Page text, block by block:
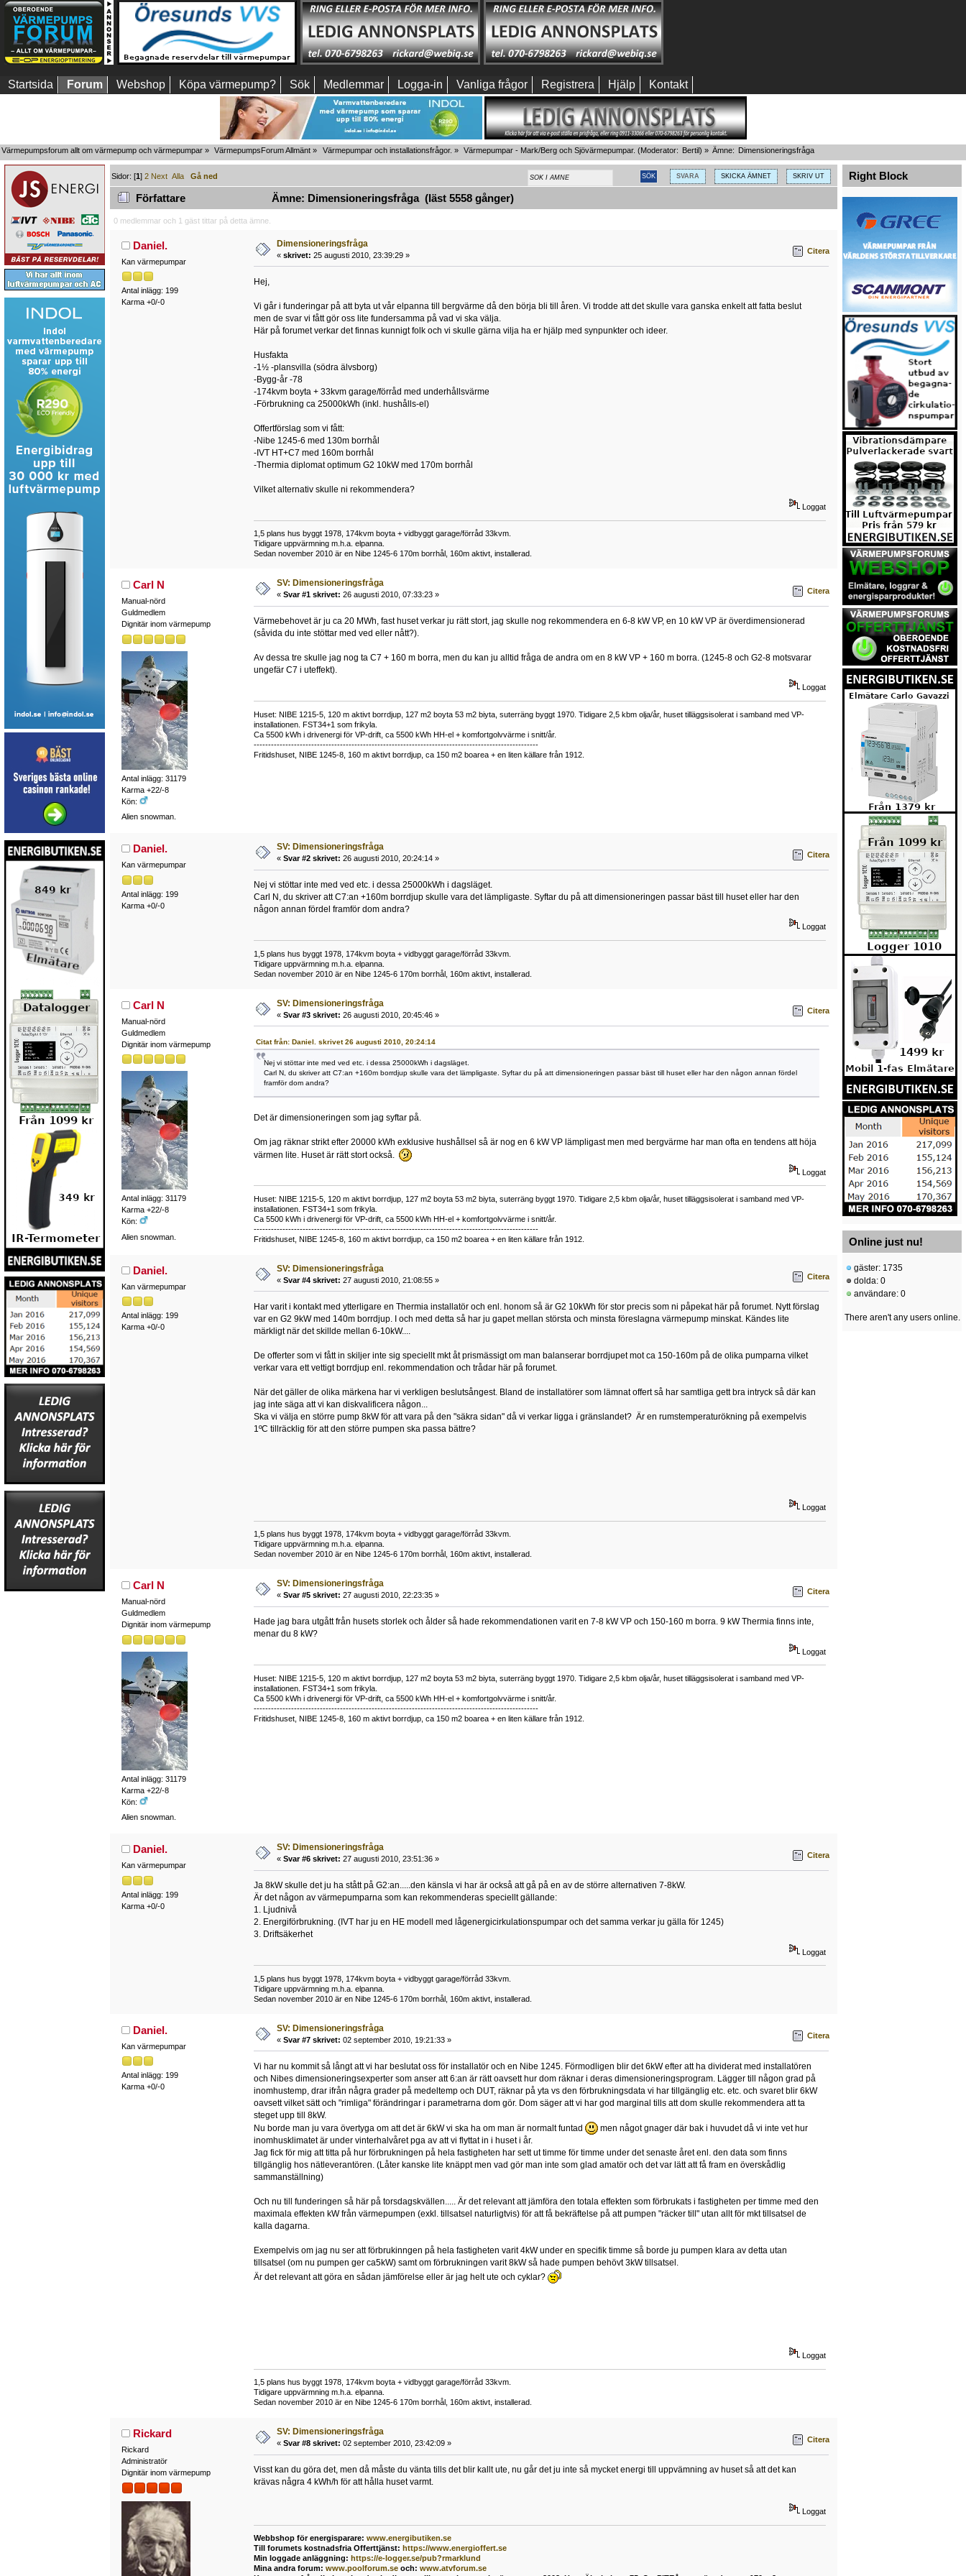
Startsida Forum Webshop Köpa värmepump? Sök Medlemmar Logga-in Vanliga frågor Registrera Hjälp Kontakt
Värmepumpsforum allt om värmepump och värmepumpar » VärmepumpsForum Allmänt » Värmepumpar och installationsfrågor. » Värmepumpar - Mark/Berg och Sjövärmepumpar. (Moderator: Bertil) » Ämne: Dimensioneringsfråga
SVARA SKICKA ÄMNET SKRIV UT
Sidor: [1]2 Next Alla Gå ned
Författare Ämne: Dimensioneringsfråga (läst 5558 gånger)
0 medlemmar och 1 gäst tittar på detta ämne.
Daniel.
Kan värmepumpar
Antal inlägg: 199
Karma +0/-0
Dimensioneringsfråga
« skrivet: 25 augusti 2010, 23:39:29 » Citera
Hej,
Vi går i funderingar på att byta ut vår elpanna till bergvärme då den börja bli till åren. Vi trodde att det skulle vara ganska enkelt att fatta beslut
men de svar vi fått gör oss lite fundersamma på vad vi ska välja.
Här på forumet verkar det finnas kunnigt folk och vi skulle gärna vilja ha er hjälp med synpunkter och ideer.
Husfakta
-1½ -plansvilla (södra älvsborg)
-Bygg-år -78
-174kvm boyta + 33kvm garage/förråd med underhållsvärme
-Förbrukning ca 25000kWh (inkl. hushålls-el)
Offertförslag som vi fått:
-Nibe 1245-6 med 130m borrhål
-IVT HT+C7 med 160m borrhål
-Thermia diplomat optimum G2 10kW med 170m borrhål
Vilket alternativ skulle ni rekommendera?
Loggat
1,5 plans hus byggt 1978, 174kvm boyta + vidbyggt garage/förråd 33kvm.
Tidigare uppvärmning m.h.a. elpanna.
Sedan november 2010 är en Nibe 1245-6 170m borrhål, 160m aktivt, installerad.
Carl N
Manual-nörd
Guldmedlem
Dignitär inom värmepump
Antal inlägg: 31179
Karma +22/-8
Kön:
Alien snowman.
SV: Dimensioneringsfråga
« Svar #1 skrivet: 26 augusti 2010, 07:33:23 » Citera
Värmebehovet är ju ca 20 MWh, fast huset verkar ju rätt stort, jag skulle nog rekommendera en 6-8 kW VP, en 10 kW VP är överdimensionerad
(såvida du inte stöttar med ved eller nått?).
Av dessa tre skulle jag nog ta C7 + 160 m borra, men du kan ju alltid fråga de andra om en 8 kW VP + 160 m borra. (1245-8 och G2-8 motsvarar
ungefär C7 i uteffekt).
Loggat
Huset: NIBE 1215-5, 120 m aktivt borrdjup, 127 m2 boyta 53 m2 biyta, suterräng byggt 1970. Tidigare 2,5 kbm olja/år, huset tilläggsisolerat i samband med VP-
installationen. FST34+1 som frikyla.
Ca 5500 kWh i drivenergi för VP-drift, ca 5500 kWh HH-el + komfortgolvvärme i snitt/år.
---------------------------------------------------------------------------------------------------
Fritidshuset, NIBE 1245-8, 160 m aktivt borrdjup, ca 150 m2 boarea + en liten källare från 1912.
Daniel.
Kan värmepumpar
Antal inlägg: 199
Karma +0/-0
SV: Dimensioneringsfråga
« Svar #2 skrivet: 26 augusti 2010, 20:24:14 » Citera
Nej vi stöttar inte med ved etc. i dessa 25000kWh i dagsläget.
Carl N, du skriver att C7:an +160m borrdjup skulle vara det lämpligaste. Syftar du på att dimensioneringen passar bäst till huset eller har den
någon annan fördel framför dom andra?
Loggat
1,5 plans hus byggt 1978, 174kvm boyta + vidbyggt garage/förråd 33kvm.
Tidigare uppvärmning m.h.a. elpanna.
Sedan november 2010 är en Nibe 1245-6 170m borrhål, 160m aktivt, installerad.
Carl N
Manual-nörd
Guldmedlem
Dignitär inom värmepump
Antal inlägg: 31179
Karma +22/-8
Kön:
Alien snowman.
SV: Dimensioneringsfråga
« Svar #3 skrivet: 26 augusti 2010, 20:45:46 » Citera
Citat från: Daniel. skrivet 26 augusti 2010, 20:24:14
Nej vi stöttar inte med ved etc. i dessa 25000kWh i dagsläget.
Carl N, du skriver att C7:an +160m borrdjup skulle vara det lämpligaste. Syftar du på att dimensioneringen passar bäst till huset eller har den någon annan fördel
framför dom andra?
Det är dimensioneringen som jag syftar på.
Om jag räknar strikt efter 20000 kWh exklusive hushållsel så är nog en 6 kW VP lämpligast men med bergvärme har man ofta en tendens att höja
värmen lite. Huset är rätt stort också.
Loggat
Huset: NIBE 1215-5, 120 m aktivt borrdjup, 127 m2 boyta 53 m2 biyta, suterräng byggt 1970. Tidigare 2,5 kbm olja/år, huset tilläggsisolerat i samband med VP-
installationen. FST34+1 som frikyla.
Ca 5500 kWh i drivenergi för VP-drift, ca 5500 kWh HH-el + komfortgolvvärme i snitt/år.
---------------------------------------------------------------------------------------------------
Fritidshuset, NIBE 1245-8, 160 m aktivt borrdjup, ca 150 m2 boarea + en liten källare från 1912.
Daniel.
Kan värmepumpar
Antal inlägg: 199
Karma +0/-0
SV: Dimensioneringsfråga
« Svar #4 skrivet: 27 augusti 2010, 21:08:55 » Citera
Har varit i kontakt med ytterligare en Thermia installatör och enl. honom så är G2 10kWh för stor precis som ni påpekat här på forumet. Nytt förslag
var en G2 9kW med 140m borrdjup. I och med detta så har ju gapet mellan största och minsta föreslagna värmepump minskat. Kändes lite
märkligt när det skillde mellan 6-10kW....
De offerter som vi fått in skiljer inte sig speciellt mkt åt prismässigt om man balanserar borrdjupet mot ca 150-160m på de olika pumparna vilket
verkar vara ett vettigt borrdjup enl. rekommendation och trådar här på forumet.
När det gäller de olika märkena har vi verkligen beslutsångest. Bland de installatörer som lämnat offert så har samtliga gett bra intryck så där kan
jag inte säga att vi kan diskvalificera någon...
Ska vi välja en större pump 8kW för att vara på den "säkra sidan" då vi verkar ligga i gränslandet? Är en rumstemperaturökning på exempelvis
1ºC tillräcklig för att den större pumpen ska passa bättre?
Loggat
1,5 plans hus byggt 1978, 174kvm boyta + vidbyggt garage/förråd 33kvm.
Tidigare uppvärmning m.h.a. elpanna.
Sedan november 2010 är en Nibe 1245-6 170m borrhål, 160m aktivt, installerad.
Carl N
Manual-nörd
Guldmedlem
Dignitär inom värmepump
Antal inlägg: 31179
Karma +22/-8
Kön:
Alien snowman.
SV: Dimensioneringsfråga
« Svar #5 skrivet: 27 augusti 2010, 22:23:35 » Citera
Hade jag bara utgått från husets storlek och ålder så hade rekommendationen varit en 7-8 kW VP och 150-160 m borra. 9 kW Thermia finns inte,
menar du 8 kW?
Loggat
Huset: NIBE 1215-5, 120 m aktivt borrdjup, 127 m2 boyta 53 m2 biyta, suterräng byggt 1970. Tidigare 2,5 kbm olja/år, huset tilläggsisolerat i samband med VP-
installationen. FST34+1 som frikyla.
Ca 5500 kWh i drivenergi för VP-drift, ca 5500 kWh HH-el + komfortgolvvärme i snitt/år.
---------------------------------------------------------------------------------------------------
Fritidshuset, NIBE 1245-8, 160 m aktivt borrdjup, ca 150 m2 boarea + en liten källare från 1912.
Daniel.
Kan värmepumpar
Antal inlägg: 199
Karma +0/-0
SV: Dimensioneringsfråga
« Svar #6 skrivet: 27 augusti 2010, 23:51:36 » Citera
Ja 8kW skulle det ju ha stått på G2:an.....den känsla vi har är också att gå på en av de större alternativen 7-8kW.
Är det någon av värmepumparna som kan rekommenderas speciellt gällande:
1. Ljudnivå
2. Energiförbrukning. (IVT har ju en HE modell med lågenergicirkulationspumpar och det samma verkar ju gälla för 1245)
3. Driftsäkerhet
Loggat
1,5 plans hus byggt 1978, 174kvm boyta + vidbyggt garage/förråd 33kvm.
Tidigare uppvärmning m.h.a. elpanna.
Sedan november 2010 är en Nibe 1245-6 170m borrhål, 160m aktivt, installerad.
Daniel.
Kan värmepumpar
Antal inlägg: 199
Karma +0/-0
SV: Dimensioneringsfråga
« Svar #7 skrivet: 02 september 2010, 19:21:33 » Citera
Vi har nu kommit så långt att vi har beslutat oss för installatör och en Nibe 1245. Förmodligen blir det 6kW efter att ha dividerat med installatören
och Nibes dimensioneringsexperter som anser att 6:an är rätt oavsett hur dom räknar i deras dimensioneringsprogram. Lägger till någon grad på
inomhustemp, drar ifrån några grader på medeltemp och DUT, räknar på yta vs den förbrukningsdata vi har tillgänglig etc. etc. och svaret blir 6kW
oavsett vilket sätt och "rimliga" förändringar i parametrarna dom gör. Dom säger att vi har god marginal tills att dom skulle rekommendera att ta
steget upp till 8kW.
Nu borde man ju vara övertyga om att det är 6kW vi ska ha om man är normalt funtad
men något gnager där bak i huvudet då vi inte vet hur
inomhusklimatet är under vinterhalvåret pga av att vi flyttat in i huset i år.
Jag fick för mig att titta på hur förbrukningen på hela fastigheten har sett ut timme för timme under det senaste året enl. den data som finns
tillgänglig hos nätleverantören. (Låter kanske lite knäppt men vad gör man inte som glad amatör och det var lätt att få fram en överskådlig
sammanställning)
Och nu till funderingen så här på torsdagskvällen..... Är det relevant att jämföra den totala effekten som förbrukats i fastigheten per timme med den
maximala effekten kW från värmepumpen (exkl. tillsatsel naturligtvis) för att få bekräftelse på att pumpen "räcker till" utan allt för mkt tillsatsel de
kalla dagarna.
Exempelvis om jag nu ser att förbrukinngen på hela fastigheten varit 4kW under en specifik timme så borde ju pumpen klara av detta utan
tillsatsel (om nu pumpen ger ca5kW) samt om förbrukningen varit 8kW så hade pumpen behövt 3kW tillsatsel.
Är det relevant att göra en sådan jämförelse eller är jag helt ute och cyklar?
Loggat
1,5 plans hus byggt 1978, 174kvm boyta + vidbyggt garage/förråd 33kvm.
Tidigare uppvärmning m.h.a. elpanna.
Sedan november 2010 är en Nibe 1245-6 170m borrhål, 160m aktivt, installerad.
Rickard
Rickard
Administratör
Dignitär inom värmepump
SV: Dimensioneringsfråga
« Svar #8 skrivet: 02 september 2010, 23:42:09 » Citera
Visst kan du göra det, men då måste du vänta tills det blir kallt ute, nu går det ju inte så mycket energi till uppvämning av huset så att det kan
krävas några 4 kWh/h för att hålla huset varmt.
Loggat
Webbshop för energisparare: www.energibutiken.se
Till forumets kostnadsfria Offerttjänst: https://www.energioffert.se
Min loggade anläggning: https://e-logger.se/pub?rmarklund
Mina andra forum: www.poolforum.seoch: www.atvforum.se
Right Block
Online just nu!
gäster: 1735
dolda: 0
användare: 0
There aren't any users online.